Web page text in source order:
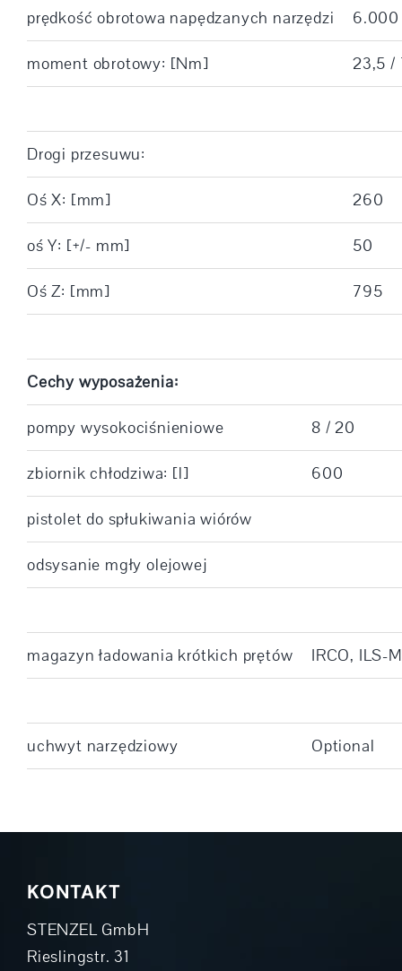
prędkość obrotowa napędzanych narzędzi 6.000
moment obrotowy: [Nm] 23,5 /
Drogi przesuwu:
Oś X: [mm] 260
oś Y: [+/- mm] 50
Oś Z: [mm] 795
Cechy wyposażenia:
pompy wysokociśnieniowe 8 / 20
zbiornik chłodziwa: [l] 600
pistolet do spłukiwania wiórów
odsysanie mgły olejowej
magazyn ładowania krótkich prętów IRCO, ILS-
uchwyt narzędziowy Optional
KONTAKT
STENZEL GmbH
Rieslingstr. 31